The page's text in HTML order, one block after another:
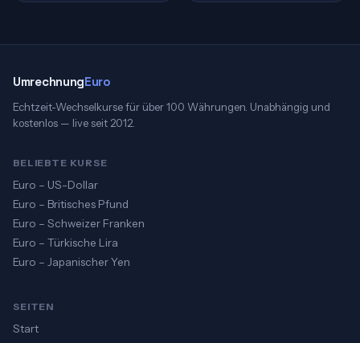
UmrechnungEuro
Echtzeit-Wechselkurse für über 100 Währungen. Unabhängig und
kostenlos — live seit 2012.
BELIEBTE KURSE
Euro – US-Dollar
Euro – Britisches Pfund
Euro – Schweizer Franken
Euro – Türkische Lira
Euro – Japanischer Yen
SEITEN
Start